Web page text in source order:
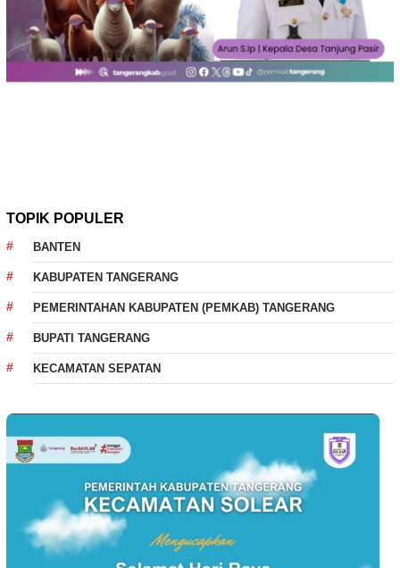
TOPIK POPULER
BANTEN
KABUPATEN TANGERANG
PEMERINTAHAN KABUPATEN (PEMKAB) TANGERANG
BUPATI TANGERANG
KECAMATAN SEPATAN